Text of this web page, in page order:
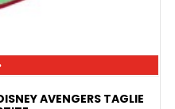
AVENGERS TAGLIE